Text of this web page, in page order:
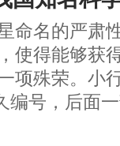
命名的严肃
使得能够获
项殊荣。小
编号，后面